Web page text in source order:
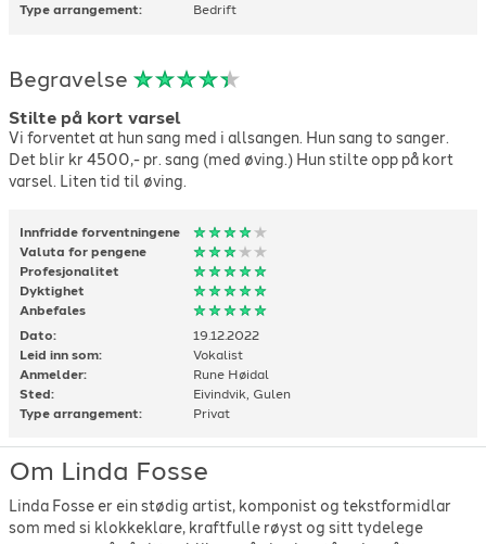
Type arrangement:
Bedrift
Begravelse
Stilte på kort varsel
Vi forventet at hun sang med i allsangen. Hun sang to sanger.
Det blir kr 4500,- pr. sang (med øving.) Hun stilte opp på kort
varsel. Liten tid til øving.
Innfridde forventningene
Valuta for pengene
Profesjonalitet
Dyktighet
Anbefales
Dato:
19.12.2022
Leid inn som:
Vokalist
Anmelder:
Rune Høidal
Sted:
Eivindvik, Gulen
Type arrangement:
Privat
Om Linda Fosse
Linda Fosse er ein stødig artist, komponist og tekstformidlar
som med si klokkeklare, kraftfulle røyst og sitt tydelege